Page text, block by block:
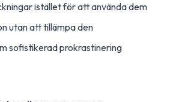
istället för att använda dem
utan att tillämpa den
sofistikerad prokrastinering